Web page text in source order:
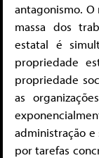
antagonismo. O
massa dos
estatal é
propriedade
propriedade
as
administração e
por tarefas